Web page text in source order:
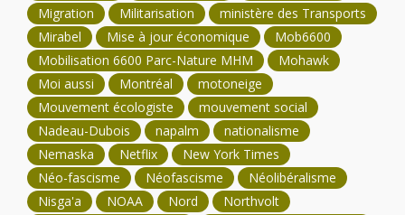
Migration
Militarisation
ministère des Transports
Mirabel
Mise à jour économique
Mob6600
Mobilisation 6600 Parc-Nature MHM
Mohawk
Moi aussi
Montréal
motoneige
Mouvement écologiste
mouvement social
Nadeau-Dubois
napalm
nationalisme
Nemaska
Netflix
New York Times
Néo-fascisme
Néofascisme
Néolibéralisme
Nisga'a
NOAA Nord
Northvolt